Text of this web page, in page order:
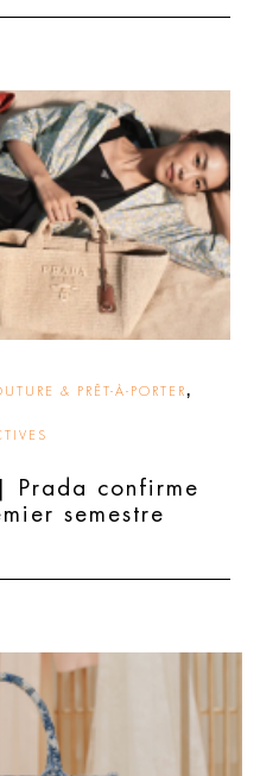
& PRÊT-À-PORTER,
Prada confirme
semestre